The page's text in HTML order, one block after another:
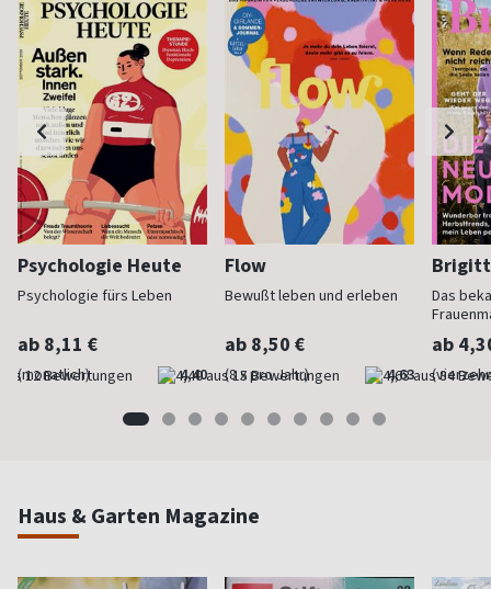
Psychologie Heute
Psychologie fürs Leben
ab 8,11 €
(monatlich) 4,40
Flow
Bewußt leben und erleben
ab 8,50 €
(8 x pro Jahr) 4,63
Das
ab
Haus & Garten Magazine